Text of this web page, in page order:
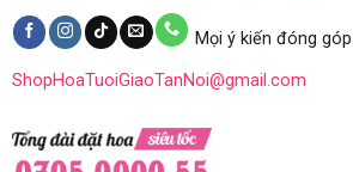
Mọi ý kiến đóng
ShopHoaTuoiGiaoTanNoi@gmail.com